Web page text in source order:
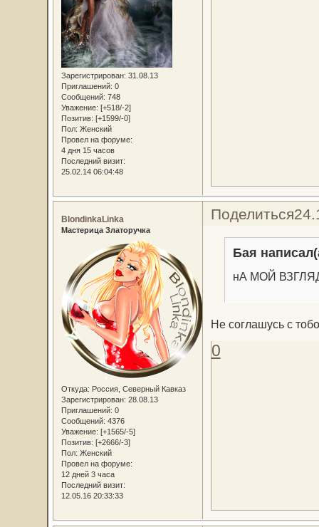
Зарегистрирован: 31.08.13
Приглашений: 0
Сообщений: 748
Уважение: [+518/-2]
Позитив: [+1599/-0]
Пол: Женский
Провел на форуме:
4 дня 15 часов
Последний визит:
25.02.14 06:04:48
Поделиться
BlondinkaLinka
Мастерица Златоручка
Откуда: Россия, Северный Кавказ
Зарегистрирован: 28.08.13
Приглашений: 0
Сообщений: 4376
Уважение: [+1565/-5]
Позитив: [+2666/-3]
Пол: Женский
Провел на форуме:
12 дней 3 часа
Последний визит:
12.05.16 20:33:33
Бая
нА МОЙ ВЗГЛЯД
Не соглашусь с
0